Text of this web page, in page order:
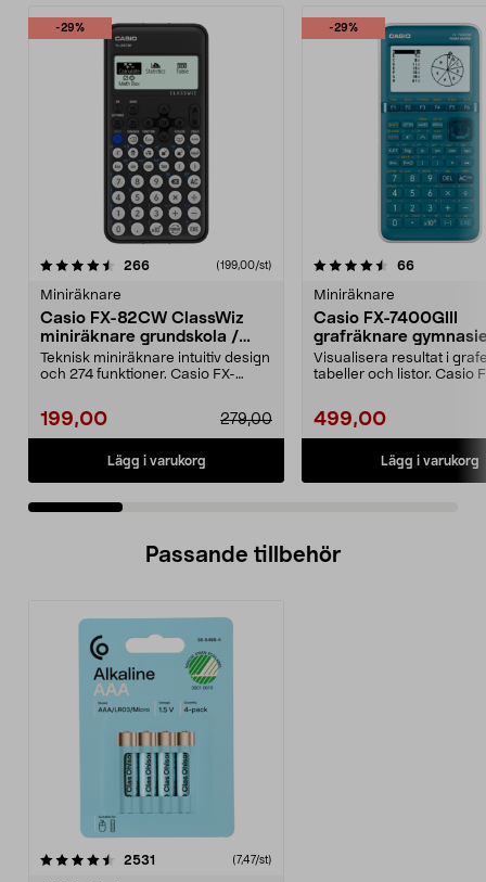
-29%
266recensioner(199,00/st)
Miniräknare
Casio FX-82CW ClassWiz
miniräknare grundskola /
gymnasiet
Teknisk miniräknare intuitiv design
och 274 funktioner. Casio FX-
199,00 279,00
Lägg i varukorg
-29%
4.5 av 5 stjärnor 66recensioner
Miniräknare
Casio FX-7400GIII
grafräknare
högskola
Visualisera resultat i
tabeller och listor. Casio
499,00
Lägg i varukorg
4.5 av 5 stjärnor
Passande tillbehör
2531 (7,47/st)